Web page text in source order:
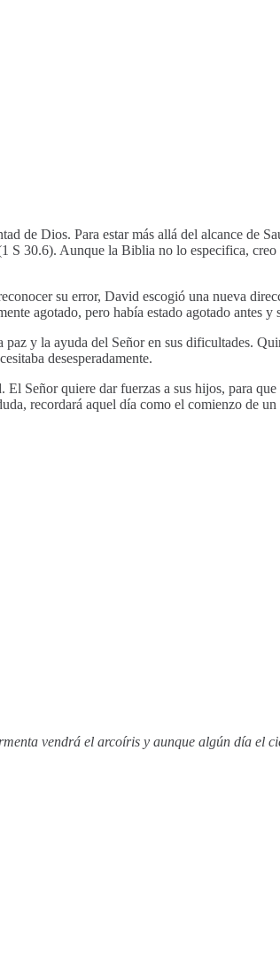
de Dios. Para estar más allá del alcance de
S 30.6). Aunque la Biblia no lo especifica,
su error, David escogió una nueva
agotado, pero había estado agotado antes
paz y la ayuda del Señor en sus dificultades.
desesperadamente.
Señor quiere dar fuerzas a sus hijos, para que
recordará aquel día como el comienzo de
vendrá el arcoíris y aunque algún día el